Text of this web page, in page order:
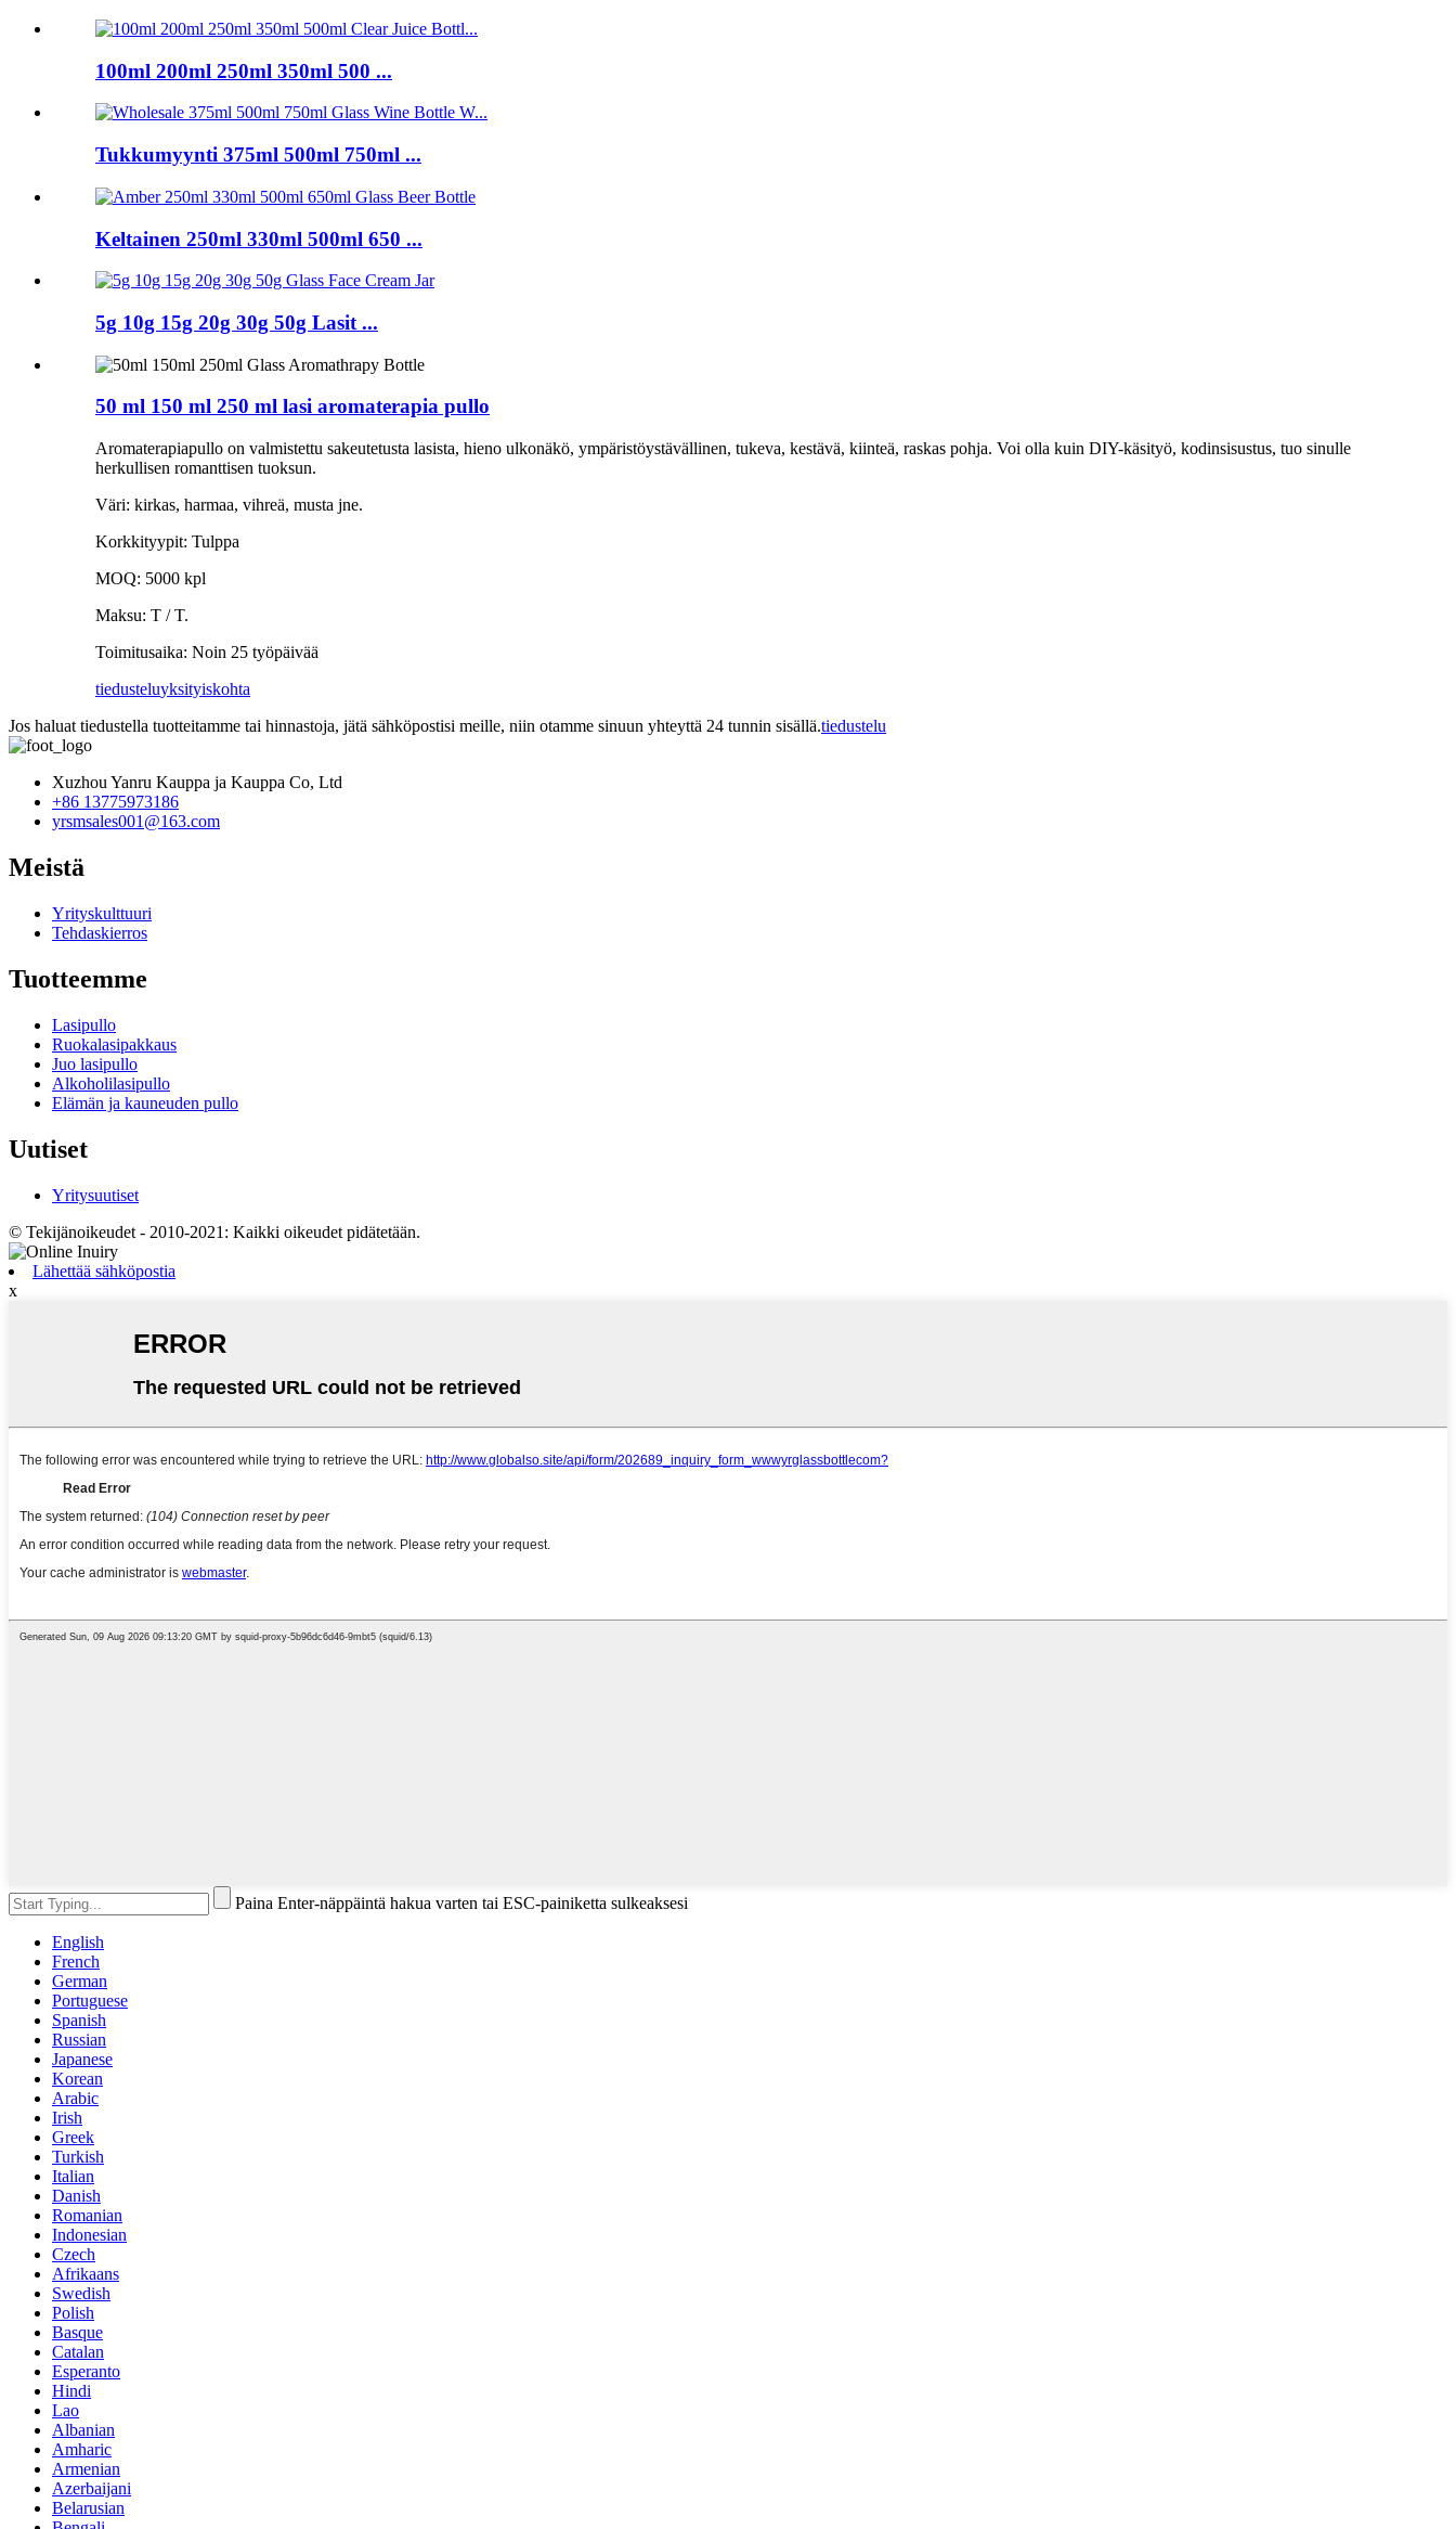
100ml 200ml 250ml 350ml 500 ...
Tukkumyynti 375ml 500ml 750ml ...
Keltainen 250ml 330ml 500ml 650 ...
5g 10g 15g 20g 30g 50g Lasit ...
50 ml 150 ml 250 ml lasi aromaterapia pullo
Aromaterapiapullo on valmistettu sakeutetusta lasista, hieno ulkonäkö, ympäristöystävällinen, tukeva, kestävä, kiinteä, raskas pohja. Voi olla kuin DIY-käsityö, kodinsisustus, tuo sinulle
herkullisen romanttisen tuoksun.
Väri: kirkas, harmaa, vihreä, musta jne.
Korkkityypit: Tulppa
MOQ: 5000 kpl
Maksu: T / T.
Toimitusaika: Noin 25 työpäivää
tiedusteluyksityiskohta
Jos haluat tiedustella tuotteitamme tai hinnastoja, jätä sähköpostisi meille, niin otamme sinuun yhteyttä 24 tunnin sisällä.tiedustelu
Xuzhou Yanru Kauppa ja Kauppa Co, Ltd
+86 13775973186
yrsmsales001@163.com
Meistä
Yrityskulttuuri
Tehdaskierros
Tuotteemme
Lasipullo
Ruokalasipakkaus
Juo lasipullo
Alkoholilasipullo
Elämän ja kauneuden pullo
Uutiset
Yritysuutiset
© Tekijänoikeudet - 2010-2021: Kaikki oikeudet pidätetään.
Lähettää sähköpostia
x
Paina Enter-näppäintä hakua varten tai ESC-painiketta sulkeaksesi
English
French
German
Portuguese
Spanish
Russian
Japanese
Korean
Arabic
Irish
Greek
Turkish
Italian
Danish
Romanian
Indonesian
Czech
Afrikaans
Swedish
Polish
Basque
Catalan
Esperanto
Hindi
Lao
Albanian
Amharic
Armenian
Azerbaijani
Belarusian